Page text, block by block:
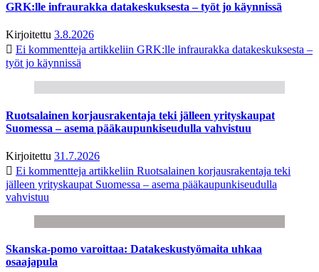
GRK:lle infraurakka datakeskuksesta – työt jo käynnissä
Kirjoitettu 3.8.2026
Ei kommentteja artikkeliin GRK:lle infraurakka datakeskuksesta –
työt jo käynnissä
Ruotsalainen korjausrakentaja teki jälleen yrityskaupat
Suomessa – asema pääkaupunkiseudulla vahvistuu
Kirjoitettu 31.7.2026
Ei kommentteja artikkeliin Ruotsalainen korjausrakentaja teki
jälleen yrityskaupat Suomessa – asema pääkaupunkiseudulla
vahvistuu
Skanska-pomo varoittaa: Datakeskustyömaita uhkaa
osaajapula